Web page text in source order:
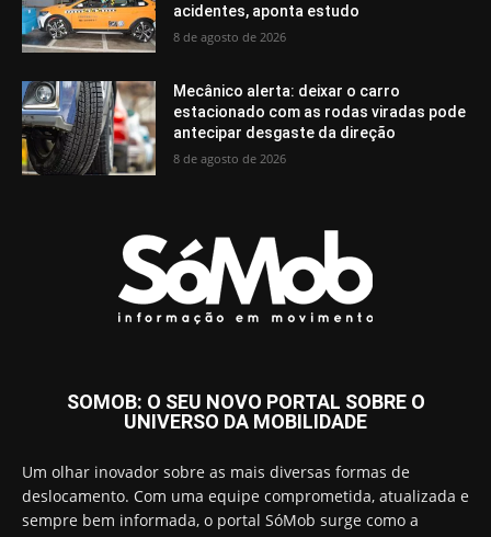
acidentes, aponta estudo
8 de agosto de 2026
Mecânico alerta: deixar o carro
estacionado com as rodas viradas pode
antecipar desgaste da direção
8 de agosto de 2026
SOMOB: O SEU NOVO PORTAL SOBRE O
UNIVERSO DA MOBILIDADE
Um olhar inovador sobre as mais diversas formas de
deslocamento. Com uma equipe comprometida, atualizada e
sempre bem informada, o portal SóMob surge como a